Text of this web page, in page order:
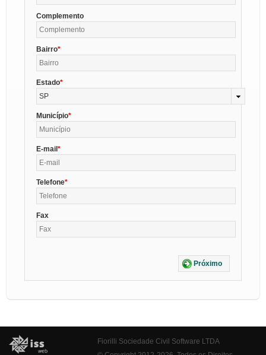
Complemento
Bairro
Estado
SP
Município
E-mail
Telefone
Fax
Próximo
Fiorilli Sociedade Civil Software LTDA